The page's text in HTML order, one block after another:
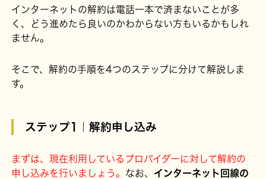
インターネットの解約は電話一本で済まないことが多
く、どう進めたら良いのかわからない方もいるかもしれ
ません。
そこで、解約の手順を4つのステップに分けて解説しま
す。
ステップ1｜解約申し込み
まずは、現在利用しているプロバイダーに対して解約の
申し込みを行いましょう。 なお、 インターネット回線の